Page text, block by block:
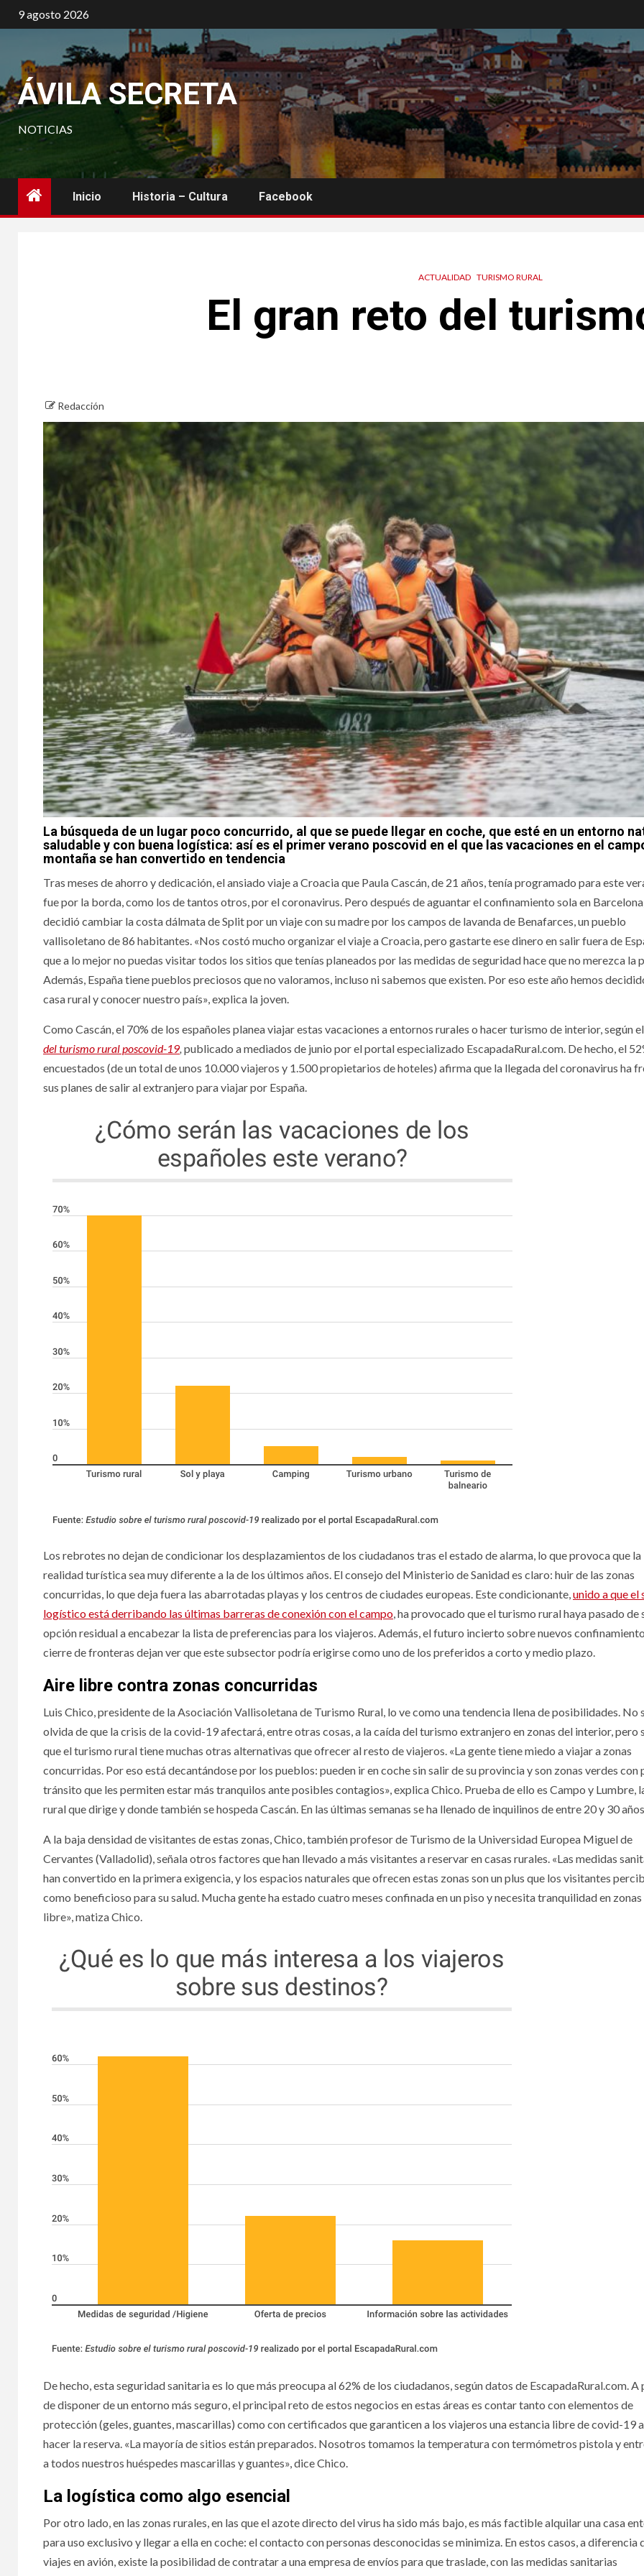
Saltar
al
9 agosto 2026
ÁVILA SECRETA
NOTICIAS
Inicio Historia – Cultura Facebook
ACTUALIDAD TURISMO RURAL
El gran reto del
Redacción
La búsqueda de un lugar poco concurrido, al que se puede llegar en coche, que esté en un entorno
saludable y con buena logística: así es el primer verano poscovid en el que las vacaciones en el
montaña se han convertido en tendencia
Tras meses de ahorro y dedicación, el ansiado viaje a Croacia que Paula Cascán, de 21 años, tenía programado para este
fue por la borda, como los de tantos otros, por el coronavirus. Pero después de aguantar el confinamiento sola en
decidió cambiar la costa dálmata de Split por un viaje con su madre por los campos de lavanda de Benafarces, un pueblo
vallisoletano de 86 habitantes. «Nos costó mucho organizar el viaje a Croacia, pero gastarte ese dinero en salir fuera de
que a lo mejor no puedas visitar todos los sitios que tenías planeados por las medidas de seguridad hace que no merezca la
Además, España tiene pueblos preciosos que no valoramos, incluso ni sabemos que existen. Por eso este año hemos
casa rural y conocer nuestro país», explica la joven.
Como Cascán, el 70% de los españoles planea viajar estas vacaciones a entornos rurales o hacer turismo de interior, según el
del turismo rural poscovid-19, publicado a mediados de junio por el portal especializado EscapadaRural.com. De hecho, el
encuestados (de un total de unos 10.000 viajeros y 1.500 propietarios de hoteles) afirma que la llegada del coronavirus ha
sus planes de salir al extranjero para viajar por España.
Los rebrotes no dejan de condicionar los desplazamientos de los ciudadanos tras el estado de alarma, lo que provoca que la
realidad turística sea muy diferente a la de los últimos años. El consejo del Ministerio de Sanidad es claro: huir de las zonas
concurridas, lo que deja fuera las abarrotadas playas y los centros de ciudades europeas. Este condicionante,unido a que el
logístico está derribando las últimas barreras de conexión con el campo, ha provocado que el turismo rural haya pasado de
opción residual a encabezar la lista de preferencias para los viajeros. Además, el futuro incierto sobre nuevos
cierre de fronteras dejan ver que este subsector podría erigirse como uno de los preferidos a corto y medio plazo.
Aire libre contra zonas concurridas
Luis Chico, presidente de la Asociación Vallisoletana de Turismo Rural, lo ve como una tendencia llena de posibilidades. No
olvida de que la crisis de la covid-19 afectará, entre otras cosas, a la caída del turismo extranjero en zonas del interior, pero
que el turismo rural tiene muchas otras alternativas que ofrecer al resto de viajeros. «La gente tiene miedo a viajar a zonas
concurridas. Por eso está decantándose por los pueblos: pueden ir en coche sin salir de su provincia y son zonas verdes con
tránsito que les permiten estar más tranquilos ante posibles contagios», explica Chico. Prueba de ello es Campo y Lumbre,
rural que dirige y donde también se hospeda Cascán. En las últimas semanas se ha llenado de inquilinos de entre 20 y 30
A la baja densidad de visitantes de estas zonas, Chico, también profesor de Turismo de la Universidad Europea Miguel de
Cervantes (Valladolid), señala otros factores que han llevado a más visitantes a reservar en casas rurales. «Las medidas
han convertido en la primera exigencia, y los espacios naturales que ofrecen estas zonas son un plus que los visitantes
como beneficioso para su salud. Mucha gente ha estado cuatro meses confinada en un piso y necesita tranquilidad en zonas
libre», matiza Chico.
De hecho, esta seguridad sanitaria es lo que más preocupa al 62% de los ciudadanos, según datos de EscapadaRural.com. A
de disponer de un entorno más seguro, el principal reto de estos negocios en estas áreas es contar tanto con elementos de
protección (geles, guantes, mascarillas) como con certificados que garanticen a los viajeros una estancia libre de covid-19
hacer la reserva. «La mayoría de sitios están preparados. Nosotros tomamos la temperatura con termómetros pistola y
a todos nuestros huéspedes mascarillas y guantes», dice Chico.
La logística como algo esencial
Por otro lado, en las zonas rurales, en las que el azote directo del virus ha sido más bajo, es más factible alquilar una casa
para uso exclusivo y llegar a ella en coche: el contacto con personas desconocidas se minimiza. En estos casos, a diferencia
viajes en avión, existe la posibilidad de contratar a una empresa de envíos para que traslade, con las medidas sanitarias